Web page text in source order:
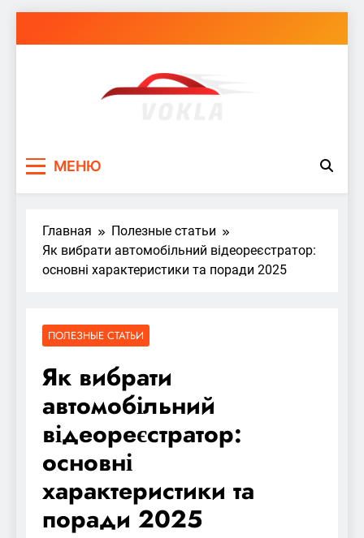
МЕНЮ
Главная
Полезные статьи
Як вибрати автомобільний відеореєстратор:
основні характеристики та поради 2025
ПОЛЕЗНЫЕ СТАТЬИ
Як вибрати
автомобільний
відеореєстратор:
основні
характеристики та
поради 2025